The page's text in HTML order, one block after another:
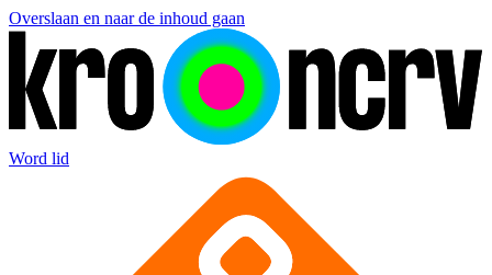
Overslaan en naar de inhoud gaan
Word lid